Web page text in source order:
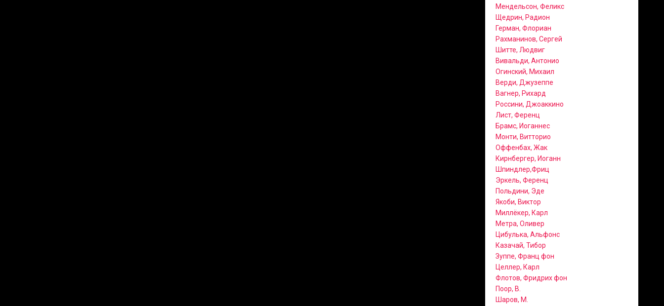
Мендельсон, Феликс
Щедрин, Радион
Герман, Флориан
Рахманинов, Сергей
Шитте, Людвиг
Вивальди, Антонио
Огинский, Михаил
Верди, Джузеппе
Вагнер, Рихард
Россини, Джоаккино
Лист, Ференц
Брамс, Иоганнес
Монти, Витторио
Оффенбах, Жак
Кирнбергер, Иоганн
Шпиндлер,Фриц
Эркель, Ференц
Польдини, Эде
Якоби, Виктор
Миллёкер, Карл
Метра, Оливер
Цибулька, Альфонс
Казачай, Тибор
Зуппе, Франц фон
Целлер, Карл
Флотов, Фридрих фон
Поор, В.
Шаров, М.